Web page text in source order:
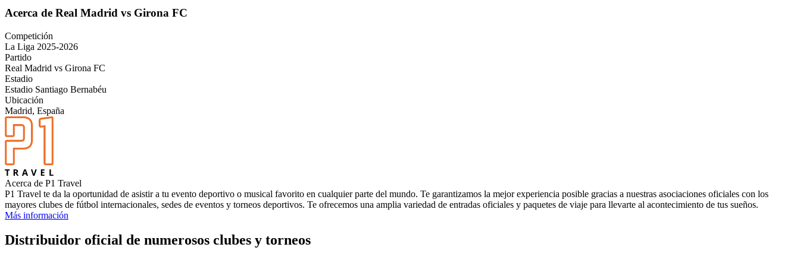
Acerca de Real Madrid vs Girona FC
Competición
La Liga 2025-2026
Partido
Real Madrid vs Girona FC
Estadio
Estadio Santiago Bernabéu
Ubicación
Madrid, España
Acerca de P1 Travel
P1 Travel te da la oportunidad de asistir a tu evento deportivo o musical favorito en cualquier parte del mundo. Te garantizamos la mejor experiencia posible gracias a nuestras asociaciones oficiales con los
mayores clubes de fútbol internacionales, sedes de eventos y torneos deportivos. Te ofrecemos una amplia variedad de entradas oficiales y paquetes de viaje para llevarte al acontecimiento de tus sueños.
Más información
Distribuidor oficial de numerosos clubes y torneos